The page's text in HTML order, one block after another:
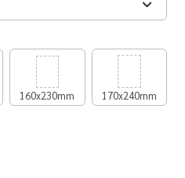
160x230mm 170x240mm